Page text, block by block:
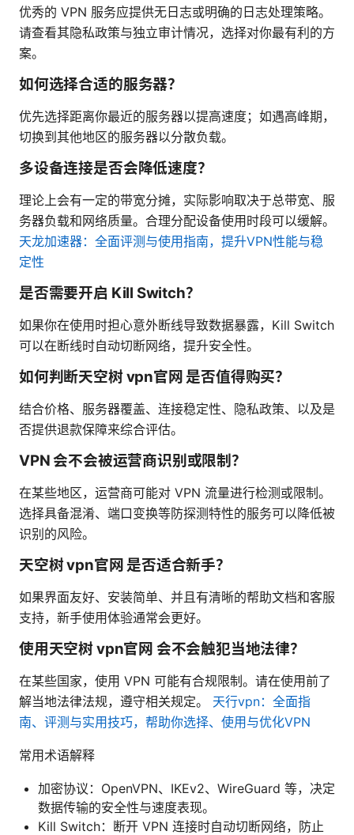
优秀的 VPN 服务应提供无日志或明确的日志处理策略。
请查看其隐私政策与独立审计情况，选择对你最有利的方
案。
如何选择合适的服务器？
优先选择距离你最近的服务器以提高速度；如遇高峰期，
切换到其他地区的服务器以分散负载。
多设备连接是否会降低速度？
理论上会有一定的带宽分摊，实际影响取决于总带宽、服
务器负载和网络质量。合理分配设备使用时段可以缓解。
天龙加速器：全面评测与使用指南，提升VPN性能与稳
定性
是否需要开启 Kill Switch？
如果你在使用时担心意外断线导致数据暴露，Kill Switch
可以在断线时自动切断网络，提升安全性。
如何判断天空树 vpn官网 是否值得购买？
结合价格、服务器覆盖、连接稳定性、隐私政策、以及是
否提供退款保障来综合评估。
VPN 会不会被运营商识别或限制？
在某些地区，运营商可能对 VPN 流量进行检测或限制。
选择具备混淆、端口变换等防探测特性的服务可以降低被
识别的风险。
天空树 vpn官网 是否适合新手？
如果界面友好、安装简单、并且有清晰的帮助文档和客服
支持，新手使用体验通常会更好。
使用天空树 vpn官网 会不会触犯当地法律？
在某些国家，使用 VPN 可能有合规限制。请在使用前了
解当地法律法规，遵守相关规定。 天行vpn：全面指
南、评测与实用技巧，帮助你选择、使用与优化VPN
常用术语解释
加密协议：OpenVPN、IKEv2、WireGuard 等，决定
数据传输的安全性与速度表现。
Kill Switch：断开 VPN 连接时自动切断网络，防止